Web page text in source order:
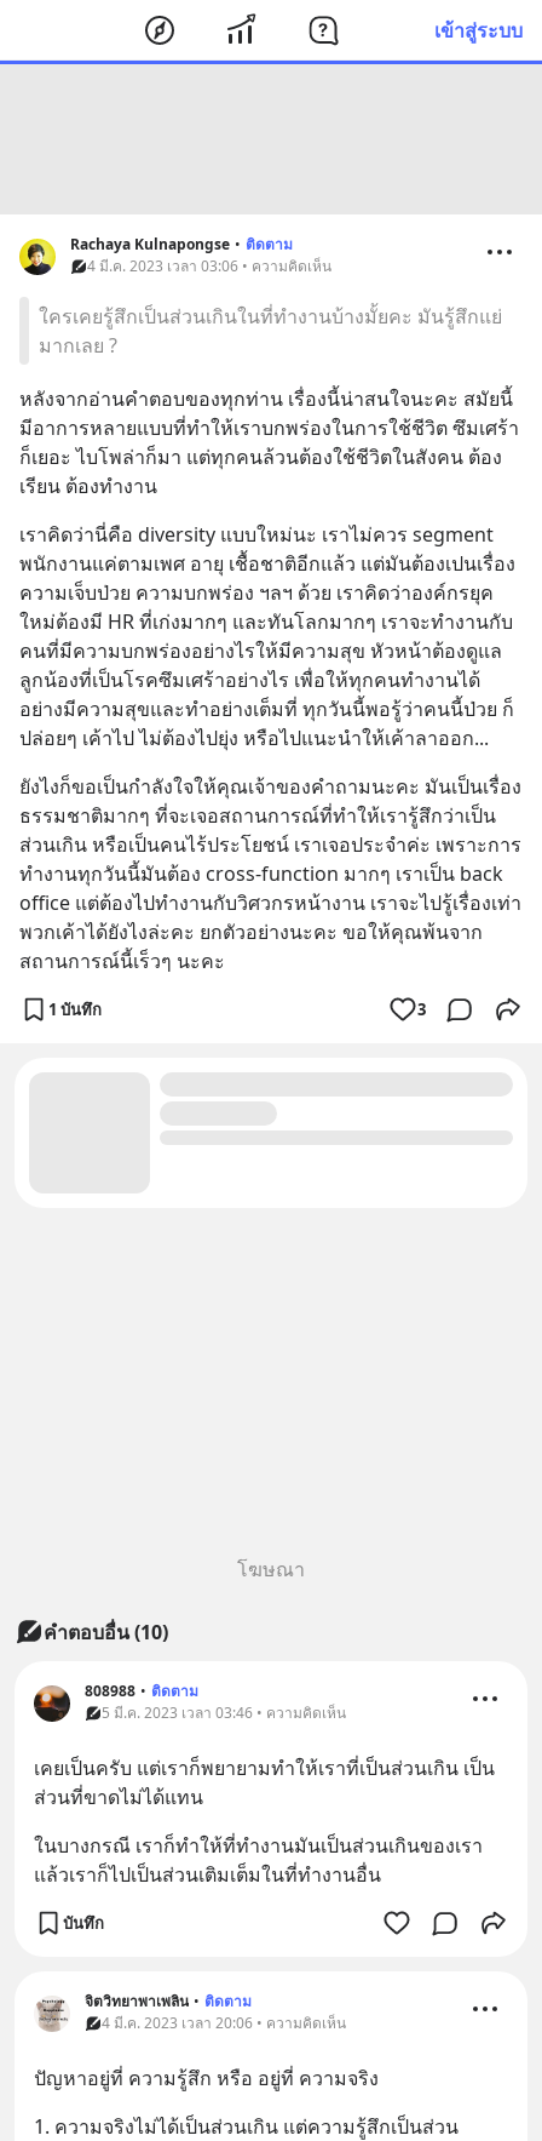
เข้าสู่ระบบ
Rachaya Kulnapongse • ติดตาม
4 มี.ค. 2023 เวลา 03:06 • ความคิดเห็น
ใครเคยรู้สึกเป็นส่วนเกินในที่ทำงานบ้างมั้ยคะ มันรู้สึกแย่
มากเลย ?
หลังจากอ่านคำตอบของทุกท่าน เรื่องนี้น่าสนใจนะคะ สมัยนี้
มีอาการหลายแบบที่ทำให้เราบกพร่องในการใช้ชีวิต ซึมเศร้า
ก็เยอะ ไบโพล่าก็มา แต่ทุกคนล้วนต้องใช้ชีวิตในสังคน ต้อง
เรียน ต้องทำงาน
เราคิดว่านี่คือ diversity แบบใหม่นะ เราไม่ควร segment
พนักงานแค่ตามเพศ อายุ เชื้อชาติอีกแล้ว แต่มันต้องเปนเรื่อง
ความเจ็บป่วย ความบกพร่อง ฯลฯ ด้วย เราคิดว่าองค์กรยุค
ใหม่ต้องมี HR ที่เก่งมากๆ และทันโลกมากๆ เราจะทำงานกับ
คนที่มีความบกพร่องอย่างไรให้มีความสุข หัวหน้าต้องดูแล
ลูกน้องที่เป็นโรคซึมเศร้าอย่างไร เพื่อให้ทุกคนทำงานได้
อย่างมีความสุขและทำอย่างเต็มที่ ทุกวันนี้พอรู้ว่าคนนี้ป่วย ก็
ปล่อยๆ เค้าไป ไม่ต้องไปยุ่ง หรือไปแนะนำให้เค้าลาออก...
ยังไงก็ขอเป็นกำลังใจให้คุณเจ้าของคำถามนะคะ มันเป็นเรื่อง
ธรรมชาติมากๆ ที่จะเจอสถานการณ์ที่ทำให้เรารู้สึกว่าเป็น
ส่วนเกิน หรือเป็นคนไร้ประโยชน์ เราเจอประจำค่ะ เพราะการ
ทำงานทุกวันนี้มันต้อง cross-function มากๆ เราเป็น back
office แต่ต้องไปทำงานกับวิศวกรหน้างาน เราจะไปรู้เรื่องเท่า
พวกเค้าได้ยังไงล่ะคะ ยกตัวอย่างนะคะ ขอให้คุณพ้นจาก
สถานการณ์นี้เร็วๆ นะคะ
1 บันทึก 3
โฆษณา
คำตอบอื่น(10)
808988 • ติดตาม
5 มี.ค. 2023 เวลา 03:46 • ความคิดเห็น
เคยเป็นครับ แต่เราก็พยายามทำให้เราที่เป็นส่วนเกิน เป็น
ส่วนที่ขาดไม่ได้แทน
ในบางกรณี เราก็ทำให้ที่ทำงานมันเป็นส่วนเกินของเรา
แล้วเราก็ไปเป็นส่วนเติมเต็มในที่ทำงานอื่น
บันทึก
จิตวิทยาพาเพลิน • ติดตาม
4 มี.ค. 2023 เวลา 20:06 • ความคิดเห็น
ปัญหาอยู่ที่ ความรู้สึก หรือ อยู่ที่ ความจริง
1. ความจริงไม่ได้เป็นส่วนเกิน แต่ความรู้สึกเป็นส่วน